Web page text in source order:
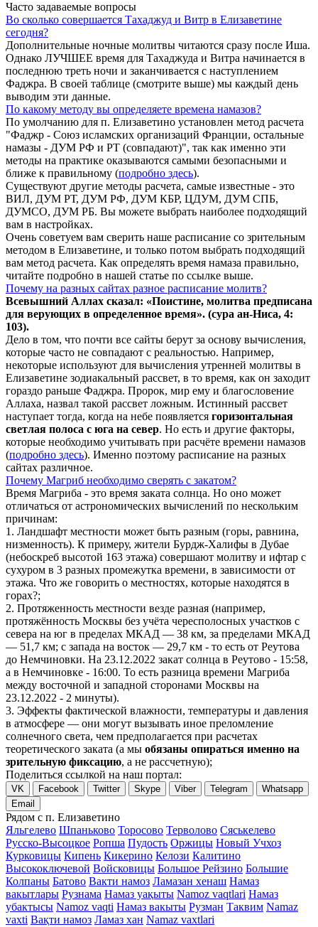
Часто задаваемые вопросы
Во сколько совершается Тахаджуд и Витр в Елизаветине
сегодня?
Дополнительные ночные молитвы читаются сразу после Иша.
Однако ЛУЧШЕЕ время для Тахаджуда и Витра начинается в
последнюю треть ночи и заканчивается с наступлением
Фаджра. В своей таблице (смотрите выше) мы каждый день
выводим эти данные.
По какому методу вы определяете времена намазов?
По умолчанию для п. Елизаветино установлен метод расчета
"Фаджр - Союз исламских организаций Франции, остальные
намазы - ДУМ РФ и РТ (совпадают)", так как именно эти
методы на практике оказываются самыми безопасными и
ближе к правильному (подробно здесь).
Существуют другие методы расчета, самые известные - это
ВИЛ, ДУМ РТ, ДУМ РФ, ДУМ КБР, ЦДУМ, ДУМ СПБ,
ДУМСО, ДУМ РБ. Вы можете выбрать наиболее подходящий
вам в настройках.
Очень советуем вам сверить наше расписание со зрительным
методом в Елизаветине, и только потом выбрать подходящий
вам метод расчета. Как определять время намаза правильно,
читайте подробно в нашей статье по ссылке выше.
Почему на разных сайтах разное расписание молитв?
Всевышний Аллах сказал: «Поистине, молитва предписана
для верующих в определенное время». (сура ан-Ниса, 4:
103).
Дело в том, что почти все сайты берут за основу вычисления,
которые часто не совпадают с реальностью. Например,
некоторые используют для вычисления утренней молитвы в
Елизаветине зодиакальный рассвет, в то время, как он заходит
гораздо раньше Фаджра. Пророк, мир ему и благословение
Аллаха, назвал такой рассвет ложным. Истинный рассвет
наступает тогда, когда на небе появляется горизонтальная
светлая полоса с юга на север. Но есть и другие факторы,
которые необходимо учитывать при расчёте времени намазов
(подробно здесь). Именно поэтому расписание на разных
сайтах различное.
Почему Магриб необходимо сверять с закатом?
Время Магриба - это время заката солнца. Но оно может
отличаться от астрономических вычислений по нескольким
причинам:
1. Ландшафт местности может быть разным (горы, равнина,
низменность). К примеру, жители Бурдж-Халифы в Дубае
(небоскреб высотой 163 этажа) совершают молитву и ифтар с
сухуром в 3 разных промежутка времени, в зависимости от
этажа. Что же говорить о местностях, которые находятся в
горах?;
2. Протяженность местности везде разная (например,
протяжённость Москвы без учёта чересполосных участков с
севера на юг в пределах МКАД — 38 км, за пределами МКАД
— 51,7 км; с запада на восток — 29,7 км - то есть от Реутова
до Немчиновки. На 23.12.2022 закат солнца в Реутово - 15:58,
а в Немчиновке - 16:00. То есть разница времени Магриба
между восточной и западной сторонами Москвы на
23.12.2022 - 2 минуты).
3. Эффекты фактической влажности, температуры и давления
в атмосфере — они могут вызывать иное преломление
солнечного света, чем предполагается при расчетах
теоретического заката (а мы обязаны опираться именно на
зрительную фиксацию, а не рассчетную);
Поделиться ссылкой на наш портал:
VK Facebook Twitter Skype Viber Telegram
Whatsapp
Email
Рядом с п. Елизаветино
Яльгелево Шпаньково Торосово Терволово Сяськелево
Русско-Высоцкое Ропша Пудость Оржицы Новый Учхоз
Курковицы Кипень Кикерино Келози Калитино
Высокоключевой Войсковицы Большое Рейзино Большие
Колпаны Батово Вакти намоз Ламазан хенаш Намаз
вакытлары Рузнама Намаз уақыты Namoz vaqtlari Намаз
убактысы Namoz vaqti Намаз вакыты Рузман Таквим Namaz
vaxti Вақти намоз Ламаз хан Namaz vaxtlari